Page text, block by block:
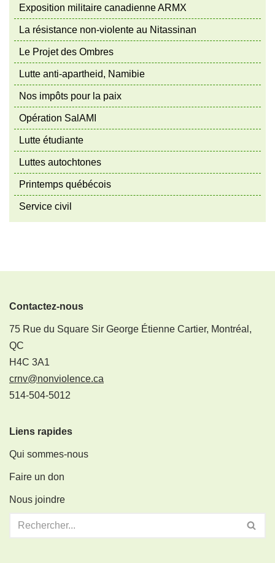
Exposition militaire canadienne ARMX
La résistance non-violente au Nitassinan
Le Projet des Ombres
Lutte anti-apartheid, Namibie
Nos impôts pour la paix
Opération SalAMI
Lutte étudiante
Luttes autochtones
Printemps québécois
Service civil
Contactez-nous
75 Rue du Square Sir George Étienne Cartier, Montréal,
QC
H4C 3A1
crnv@nonviolence.ca
514-504-5012
Liens rapides
Qui sommes-nous
Faire un don
Nous joindre